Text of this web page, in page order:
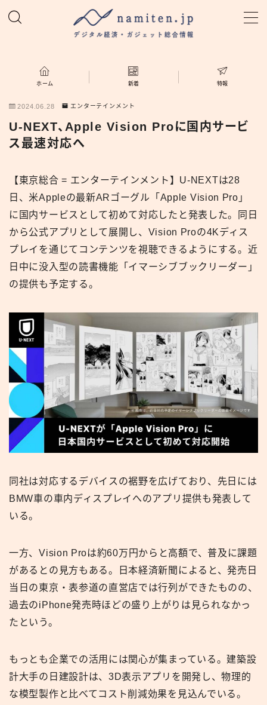
ホーム
新着
namiten.jp
ホーム 新着 特報
2024.06.28 エンターテインメント
U-NEXT、Apple Vision Proに国内サービ
ス最速対応へ
【東京総合 = エンターテインメント】U-NEXTは28
日、米Appleの最新ARゴーグル「Apple Vision Pro」
に国内サービスとして初めて対応したと発表した。同日
から公式アプリとして展開し、Vision Proの4Kディス
プレイを通じてコンテンツを視聴できるようにする。近
日中に没入型の読書機能「イマーシブブックリーダー」
の提供も予定する。
同社は対応するデバイスの裾野を広げており、先日には
BMW車の車内ディスプレイへのアプリ提供も発表して
いる。
一方、Vision Proは約60万円からと高額で、普及に課題
があるとの見方もある。日本経済新聞によると、発売日
当日の東京・表参道の直営店では行列ができたものの、
過去のiPhone発売時ほどの盛り上がりは見られなかっ
たという。
もっとも企業での活用には関心が集まっている。建築設
計大手の日建設計は、3D表示アプリを開発し、物理的
な模型製作と比べてコスト削減効果を見込んでいる。